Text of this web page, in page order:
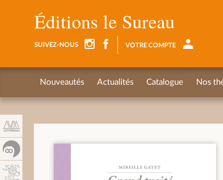
Éditions le Sureau
SUIVEZ-NOUS VOTRE COMPTE
Nouveautés Actualités Catalogue Nos